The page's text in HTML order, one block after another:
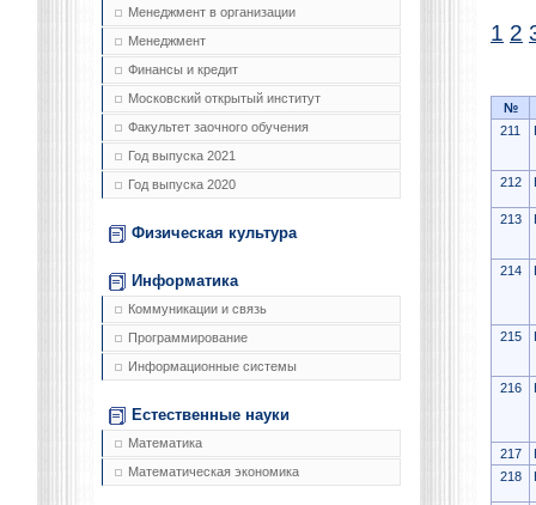
Менеджмент в организации
Менеджмент
Финансы и кредит
Московский открытый институт
Факультет заочного обучения
Год выпуска 2021
Год выпуска 2020
Физическая культура
Информатика
Коммуникации и связь
Программирование
Информационные системы
Естественные науки
Математика
Математическая экономика
1 2
№
211
212
213
214
215
216
217
218